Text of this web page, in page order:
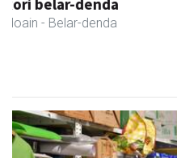
Bengoetxea autoeskola
Andoain - Autoeskolak